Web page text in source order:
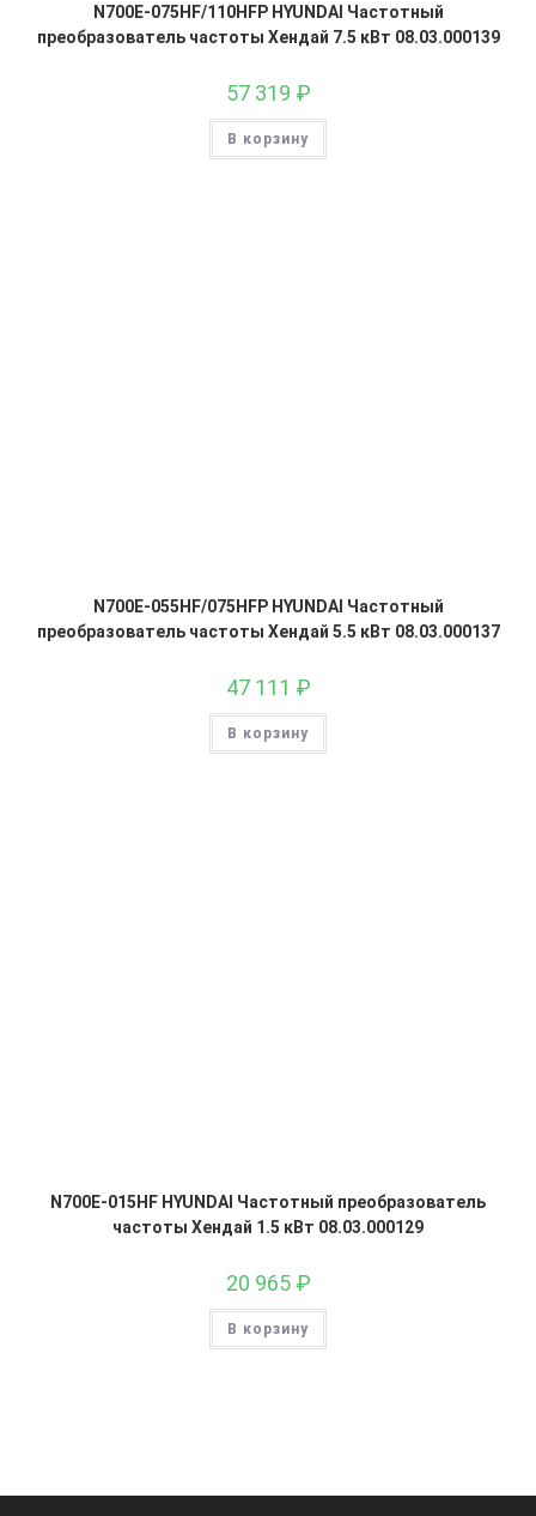
N700E-075HF/110HFP HYUNDAI Частотный
преобразователь частоты Хендай 7.5 кВт 08.03.000139
57 319 ₽
В корзину
N700E-055HF/075HFP HYUNDAI Частотный
преобразователь частоты Хендай 5.5 кВт 08.03.000137
47 111 ₽
В корзину
N700E-015HF HYUNDAI Частотный преобразователь
частоты Хендай 1.5 кВт 08.03.000129
20 965 ₽
В корзину